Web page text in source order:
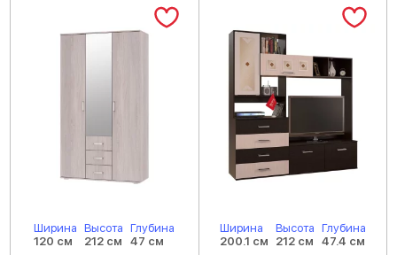
Ширина
120 см
Высота
212 см
Глубина
47 см
Ширина
200.1 см
Высота
212 см
Глубина
47.4 см